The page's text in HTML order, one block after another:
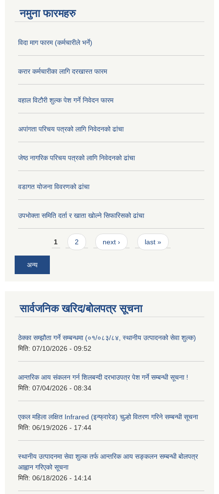
नमुना फारमहरु
विदा माग फारम (कर्मचारीले भर्ने)
करार कर्मचारीका लागि दरखास्त फारम
वहाल विटौरी शुल्क पेश गर्ने निवेदन फारम
अपांगता परिचय पत्रको लागि निवेदनको ढांचा
जेष्ठ नागरिक परिचय पत्रको लागि निवेदनको ढांचा
वडागत योजना विवरणको ढांचा
उपभोक्ता समिति दर्ता र खाता खोल्ने सिफारिसको ढांचा
Pages1 2 next › last »
अन्य
सार्वजनिक खरिद/बोलपत्र सूचना
ठेक्का सम्झौता गर्ने सम्बन्धमा (०१/०८३/८४, स्थानीय उत्पादनको सेवा शुल्क)
मिति: 07/10/2026 - 09:52
आन्तरिक आय संकलन गर्न शिलबन्दी दरभाउपत्र पेश गर्ने सम्बन्धी सूचना !
मिति: 07/04/2026 - 08:34
एकल महिला लक्षित Infrared (इन्फ्रारेड) चुल्हो वितरण गरिने सम्बन्धी सूचना
मिति: 06/19/2026 - 17:44
स्थानीय उत्पादनमा सेवा शुल्क तर्फ आन्तरिक आय सङ्कलन सम्बन्धी बोलपत्र
आह्वान गरिएको सूचना
मिति: 06/18/2026 - 14:14